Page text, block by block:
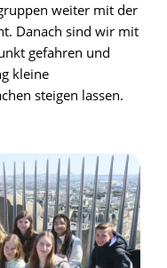
weiter mit der
Danach sind wir mit
gefahren und
kleine
steigen lassen.